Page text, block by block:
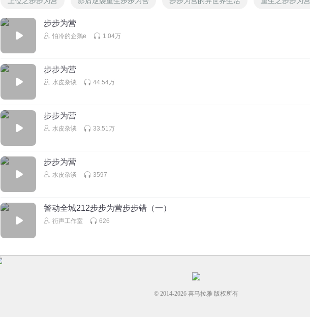
步步为营
怕冷的企鹅e 1.04万
步步为营
水皮杂谈 44.54万
步步为营
水皮杂谈 33.51万
步步为营
水皮杂谈 3597
警动全城212步步为营步步错（一）
衍声工作室 626
© 2014-2026 喜马拉雅 版权所有